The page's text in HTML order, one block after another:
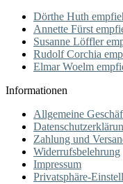
Dörthe Huth
Annette Fürst
Susanne Löffler
Rudolf Corchia
Elmar Woelm
Informationen
Allgemeine
Zahlung und
Widerrufsbelehrung
Impressum
Privatsphäre-